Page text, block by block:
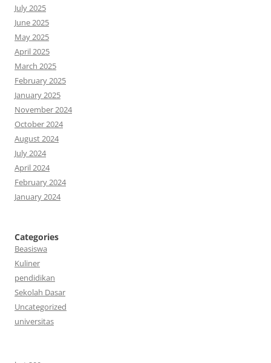
July 2025
June 2025
May 2025
April 2025
March 2025
February 2025
January 2025
November 2024
October 2024
August 2024
July 2024
April 2024
February 2024
January 2024
Categories
Beasiswa
Kuliner
pendidikan
Sekolah Dasar
Uncategorized
universitas